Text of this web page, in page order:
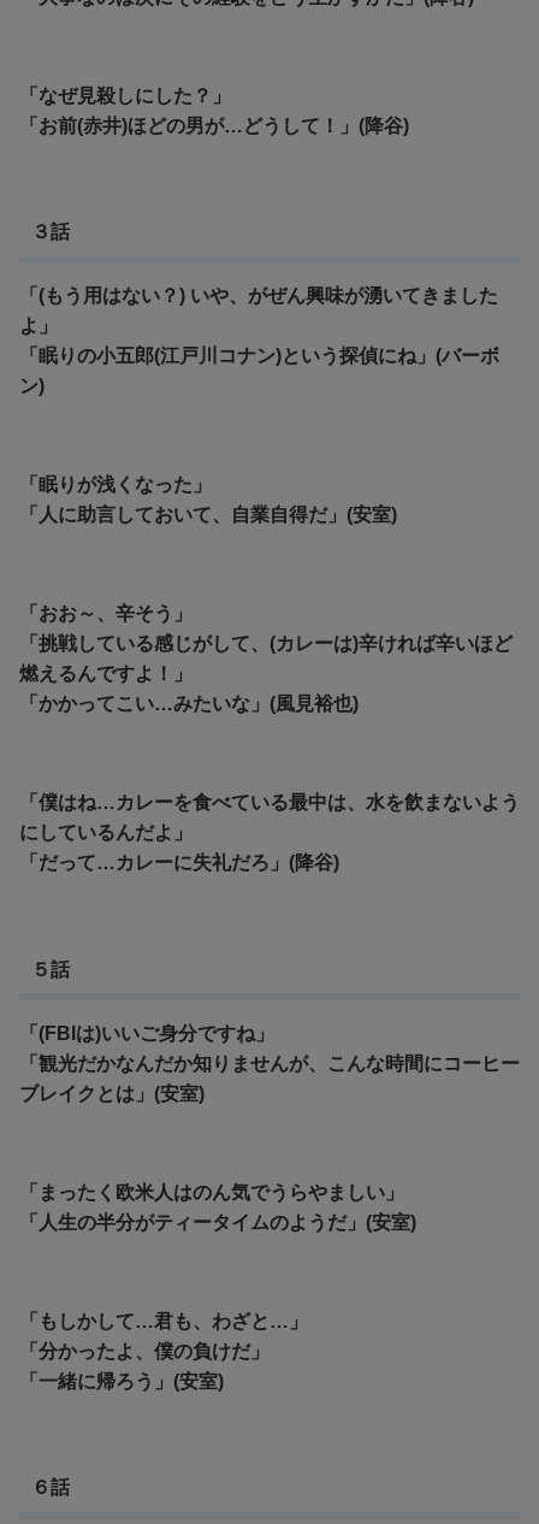
「なぜ見殺しにした？」
「お前(赤井)ほどの男が…どうして！」(降谷)
３話
「(もう用はない？) いや、がぜん興味が湧いてきました
よ」
「眠りの小五郎(江戸川コナン)という探偵にね」(バーボ
ン)
「眠りが浅くなった」
「人に助言しておいて、自業自得だ」(安室)
「おお～、辛そう」
「挑戦している感じがして、(カレーは)辛ければ辛いほど
燃えるんですよ！」
「かかってこい…みたいな」(風見裕也)
「僕はね…カレーを食べている最中は、水を飲まないよう
にしているんだよ」
「だって…カレーに失礼だろ」(降谷)
５話
「(FBIは)いいご身分ですね」
「観光だかなんだか知りませんが、こんな時間にコーヒー
ブレイクとは」(安室)
「まったく欧米人はのん気でうらやましい」
「人生の半分がティータイムのようだ」(安室)
「もしかして…君も、わざと…」
「分かったよ、僕の負けだ」
「一緒に帰ろう」(安室)
６話